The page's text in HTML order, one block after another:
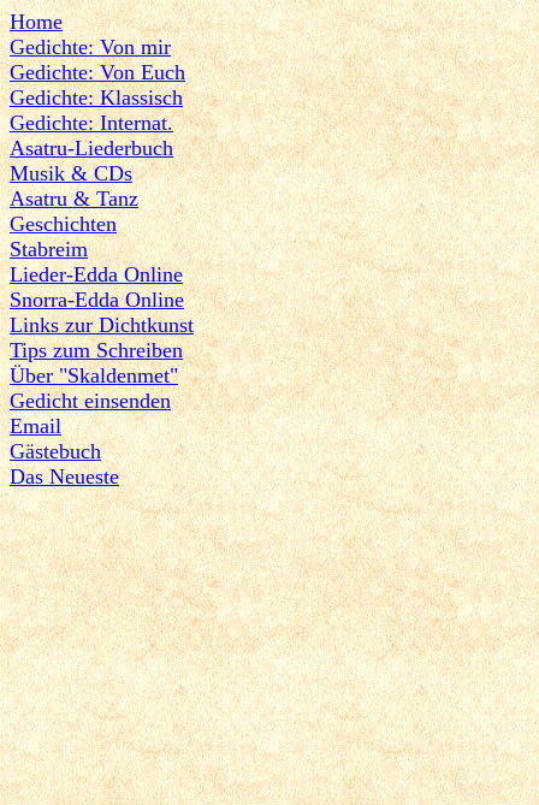
Home
Gedichte: Von mir
Gedichte: Von Euch
Gedichte: Klassisch
Gedichte: Internat.
Asatru-Liederbuch
Musik & CDs
Asatru & Tanz
Geschichten
Stabreim
Lieder-Edda Online
Snorra-Edda Online
Links zur Dichtkunst
Tips zum Schreiben
Über "Skaldenmet"
Gedicht einsenden
Email
Gästebuch
Das Neueste